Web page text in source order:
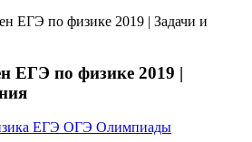
ЕГЭ по физике 2019 | Задачи и
ЕГЭ по физике 2019 |
ЕГЭ ОГЭ Олимпиады